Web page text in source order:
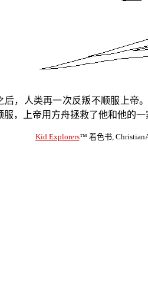
后，人类再一次反叛不顺服上帝
服，上帝用方舟拯救了他和他的
Kid Explorers™ 着色书,